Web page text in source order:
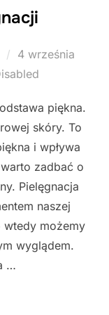
Posted
on
4 września
piękna.
skóry. To
i wpływa
zadbać o
Pielęgnacja
naszej
wtedy możemy
wyglądem.
…